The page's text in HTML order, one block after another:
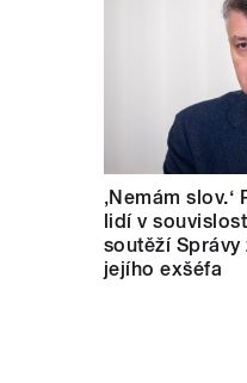
‚Nemám
lidí v
soutěží Správy
jejího exšéfa